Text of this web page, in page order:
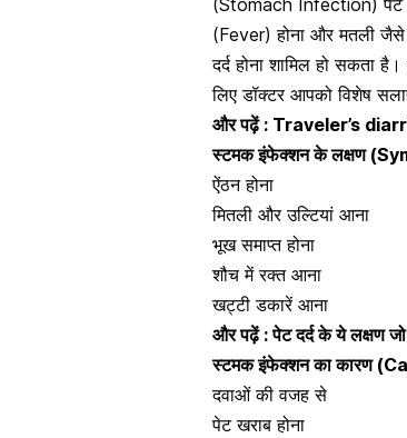
(Stomach Infection) पेट
(Fever) होना और मतली जैसे
दर्द होना शामिल हो
लिए डॉक्टर आपको विशेष
और पढ़ें : Traveler’s
स्टमक इंफेक्शन के लक्षण
ऐंठन होना
मितली औरउल्टियां आना
भूख समाप्‍त होना
शौच में रक्त आना
खट्टी डकारें आना
और पढ़ें :पेट दर्द के ये लक्षण
स्टमक इंफेक्शन का कारण
दवाओं की वजह से
पेट खराब होना